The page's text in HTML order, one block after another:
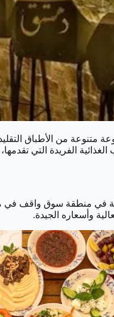
من الأطباق
الغذائية الفريدة التي
منطقة سوق واقف في
وأسعاره الجيدة.